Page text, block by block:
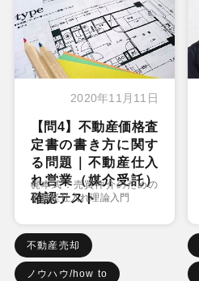
2020年11月11日
【問4】不動産価格査
定書の書き方に関す
る問題｜不動産仕入
れ営業（媒介受託）
確認テスト
梶本式：売買仲介のための
不動産仕入れ理論入門
不動産売却
ノウハウ/how to